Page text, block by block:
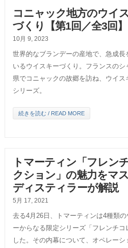
コニャック地方のウイ
づくり【第1回／全3回】
10月 9, 2023
世界的なブランデーの産地で、急成長
いるウイスキーづくり。フランスのシ
県でコニャックの故郷を訪ね、ウイ
シリーズ。
続きを読む / READ MORE
トマーティン「フレン
クション」の魅力をマ
ディスティラーが解説
5月 17, 2021
去る4月26日、トマーティンは4種類の
ーからなる限定シリーズ「フレンチ
した。その内幕について、オペレー